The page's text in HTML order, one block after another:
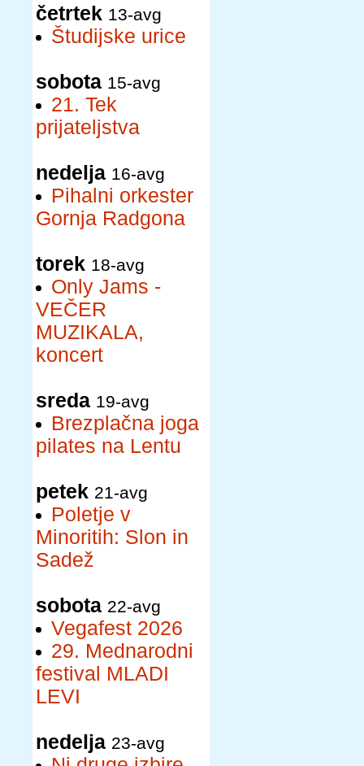
četrtek 13-avg
Študijske urice
sobota 15-avg
21. Tek
prijateljstva
nedelja 16-avg
Pihalni orkester
Gornja Radgona
torek 18-avg
Only Jams -
VEČER
MUZIKALA,
koncert
sreda 19-avg
Brezplačna joga
pilates na Lentu
petek 21-avg
Poletje v
Minoritih: Slon in
Sadež
sobota 22-avg
Vegafest 2026
29. Mednarodni
festival MLADI
LEVI
nedelja 23-avg